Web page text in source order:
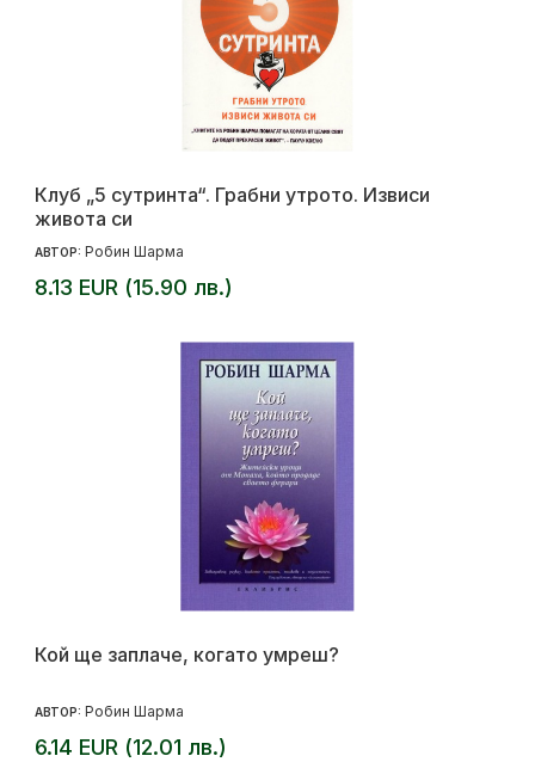
Клуб „5 сутринта“. Грабни утрото. Извиси
живота си
АВТОР: Робин Шарма
8.13 EUR (15.90 лв.)
Кой ще заплаче, когато умреш?
АВТОР: Робин Шарма
6.14 EUR (12.01 лв.)